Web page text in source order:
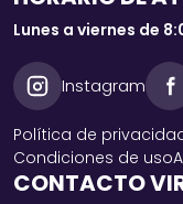
Lunes a viernes de
Instagram
Política de
Condiciones de uso
CONTACTO